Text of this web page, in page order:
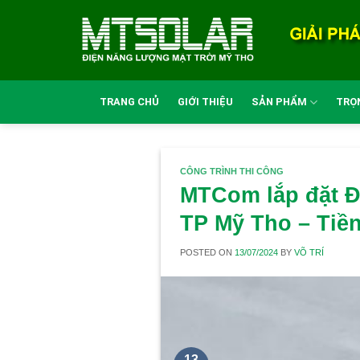
TRANG CHỦ GIỚI THIỆU SẢN PHẨM
CÔNG TRÌNH THI CÔNG
MTCom lắp đặt
TP Mỹ Tho –
POSTED ON 13/07/2024BY VÕ TRÍ